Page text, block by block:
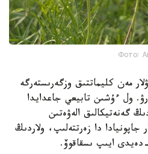
Фото:
مەن كليماتتىق وزگەرىستەرگە
ول ءۇشىن تابيعي جاعدايدا
گەنەتيكالىق الەۋەتىن
جاپونيادا دا زەرتتەلىپ، ولاردىڭ
دەيدى ايىپ ىسقاقوۆ.